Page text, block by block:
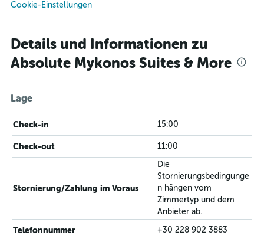
Cookie-Einstellungen
Details und Informationen zu
Absolute Mykonos Suites & More
Lage
Check-in 15:00
Check-out 11:00
Stornierung/Zahlung im Voraus
Die
Stornierungsbedingunge
n hängen vom
Zimmertyp und dem
Anbieter ab.
Telefonnummer +30 228 902 3883